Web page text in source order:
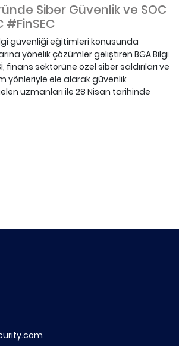
Siber Güvenlik ve SOC
#FinSEC
güvenliği eğitimleri konusunda
yönelik çözümler geliştiren BGA Bilgi
finans sektörüne özel siber saldırıları ve
yönleriyle ele alarak güvenlik
uzmanları ile 28 Nisan tarihinde